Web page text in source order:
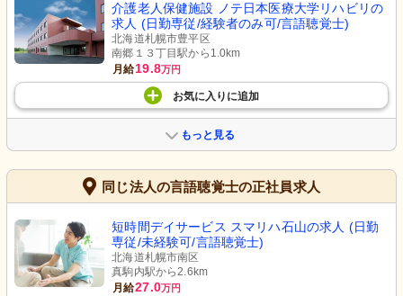
介護老人保健施設 ノテ日本医療大学リハビリの
求人 (日勤専従/経験者のみ可/言語聴覚士)
北海道札幌市豊平区
南郷１３丁目駅から1.0km
月給19.8万円
お気に入り に追加
もっと見る
同じ法人の言語聴覚士の正社員求人
短時間デイサービス スマリハ石山の求人 (日勤
専従/未経験可/言語聴覚士)
北海道札幌市南区
真駒内駅から2.6km
月給27.0万円